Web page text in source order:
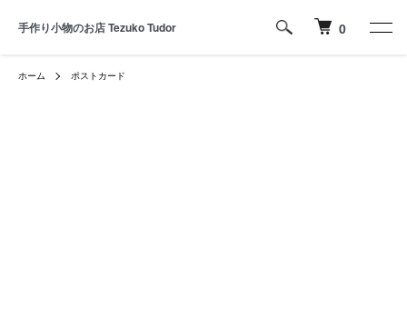
手作り小物のお店 Tezuko Tudor 0
ホーム ポストカード